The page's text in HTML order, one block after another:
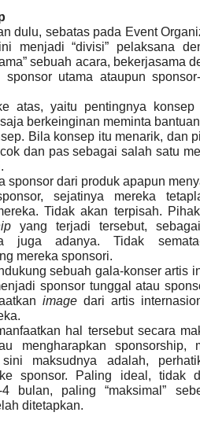
dulu, sebatas pada Event
menjadi “divisi” pelaksana
sebuah acara, bekerjasama
utama ataupun
atas, yaitu pentingnya
berkeinginan meminta
Bila konsep itu menarik, dan
dan pas sebagai salah satu
sponsor dari produk apapun
sejatinya mereka
Tidak akan terpisah.
yang terjadi tersebut,
juga adanya. Tidak
mereka sponsori.
sebuah gala-konser artis
sponsor tunggal atau
image dari artis
hal tersebut secara
mengharapkan sponsorship,
sini maksudnya adalah,
ke sponsor. Paling ideal, tidak
bulan, paling “maksimal”
ditetapkan.